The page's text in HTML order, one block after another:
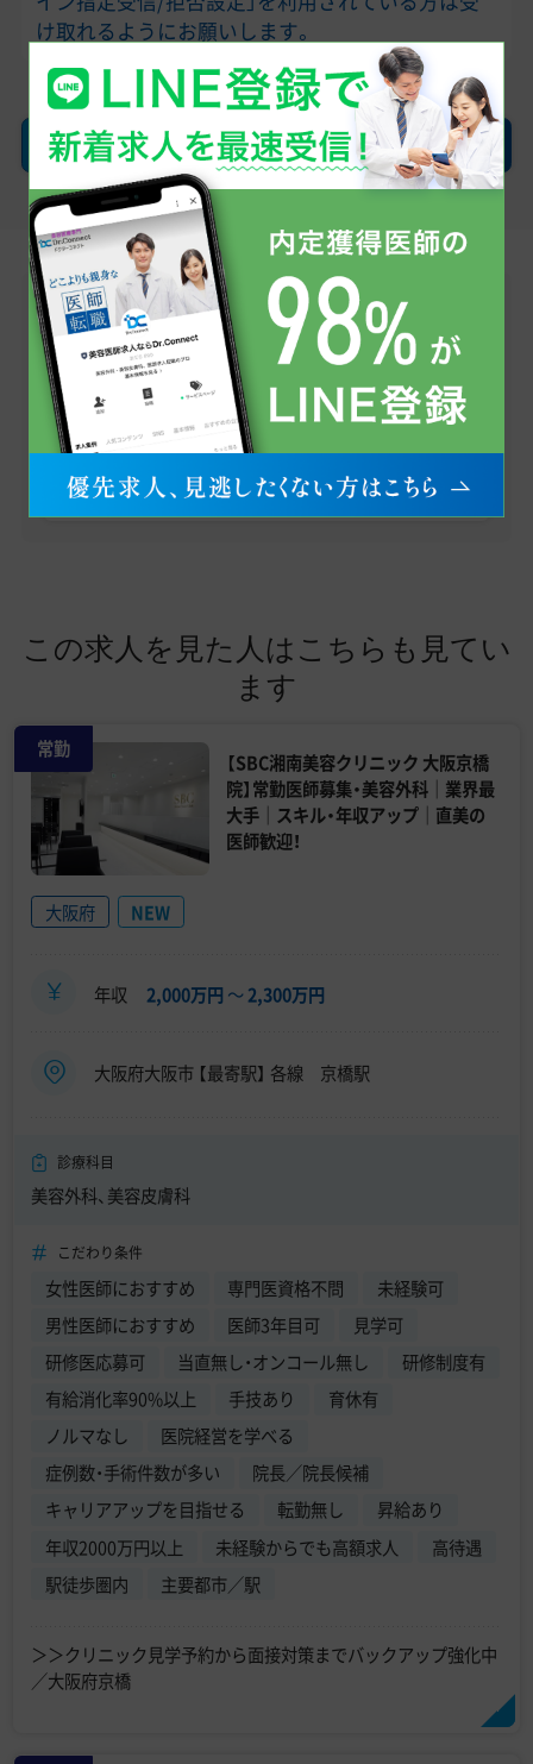
け取れるようにお願いします。
確認画面へ
LINEで無料転職相談
医師求人情報のお問い合わせから、転職への不安・
疑問点まで、お気軽にご相談ください。
まずはお友だち登録から！
友だち追加
この求人を見た人はこちらも見てい
ます
常勤
【SBC湘南美容クリニック 大阪京橋
院】常勤医師募集・美容外科｜業界最
大手｜スキル・年収アップ｜直美の
医師歓迎！
大阪府 NEW
年収 2,000万円 〜2,300万円
大阪府大阪市 【最寄駅】 各線 京橋駅
診療科目
美容外科、美容皮膚科
こだわり条件
女性医師におすすめ 専門医資格不問
未経験可
男性医師におすすめ
医師3年目可
見学可
研修医応募可
当直無し・オンコール無し
研修制度有
有給消化率90%以上
手技あり
育休有
ノルマなし
医院経営を学べる
症例数・手術件数が多い
院長／院長候補
キャリアアップを目指せる
転勤無し
昇給あり
年収2000万円以上
未経験からでも高額求人
高待遇
駅徒歩圏内
主要都市／駅
＞＞クリニック見学予約から面接対策までバックアップ強化中
／大阪府京橋